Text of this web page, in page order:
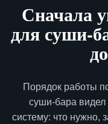
Сначала
для суши-
Порядок работы
суши-бара
систему: что нужно,